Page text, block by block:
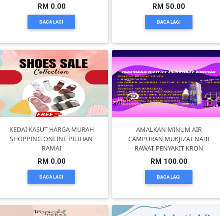
RM 0.00
BACA LAGI
RM 50.00
BACA LAGI
KEDAI KASUT HARGA MURAH
SHOPPING ONLINE PILIHAN
RAMAI
RM 0.00
BACA LAGI
AMALKAN MINUM AIR
CAMPURAN MUKJIZAT NABI
RAWAT PENYAKIT KRON
RM 100.00
BACA LAGI
PAHANG(13)
KELANTAN(22)
PERAK(41)
NEGERI
SEMBILAN(10)
KEDAH(13)
TERENGGANU(12)